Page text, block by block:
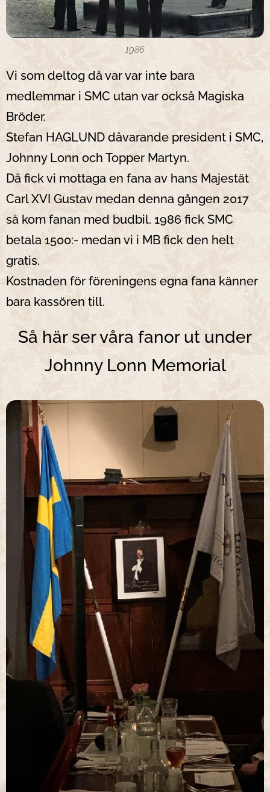
1986
Vi som deltog då var var inte bara
medlemmar i SMC utan var också Magiska
Bröder.
Stefan HAGLUND dåvarande president i SMC,
Johnny Lonn och Topper Martyn.
Då fick vi mottaga en fana av hans Majestät
Carl XVI Gustav medan denna gången 2017
så kom fanan med budbil. 1986 fick SMC
betala 1500:- medan vi i MB fick den helt
gratis.
Kostnaden för föreningens egna fana känner
bara kassören till.
Så här ser våra fanor ut under
Johnny Lonn Memorial